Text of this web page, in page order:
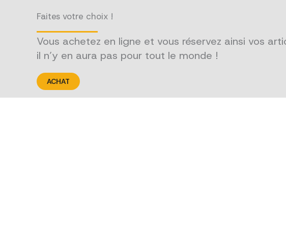
Faites votre choix !
Vous achetez en ligne et vous réservez ainsi vos
il n’y en aura pas pour tout le monde !
ACHAT